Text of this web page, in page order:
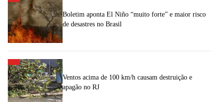
Boletim aponta El Niño “muito forte” e maior risco
de desastres no Brasil
Ventos acima de 100 km/h causam destruição e
apagão no RJ